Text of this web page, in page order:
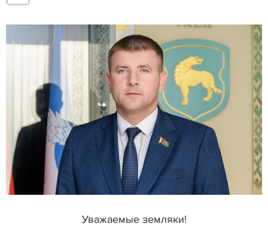
Уважаемые земляки!